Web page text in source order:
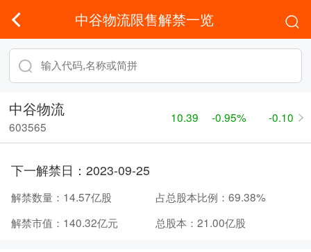
中谷物流限售解禁一览
中谷物流
603565
10.39 -0.95% -0.10
下一解禁日： 2023-09-25
解禁数量： 14.57亿股 占总股本比例： 69.38%
解禁市值： 140.32亿元 总股本： 21.00亿股